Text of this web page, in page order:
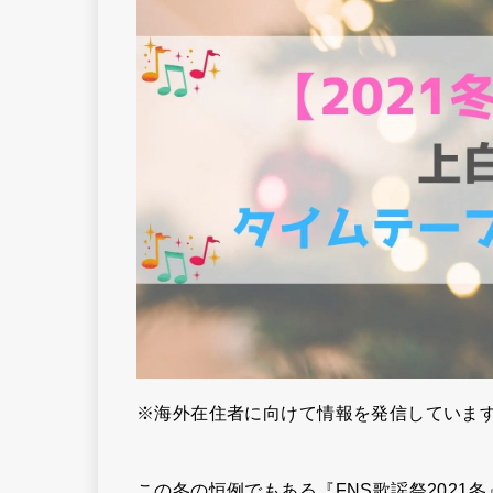
※海外在住者に向けて情報を発信していま